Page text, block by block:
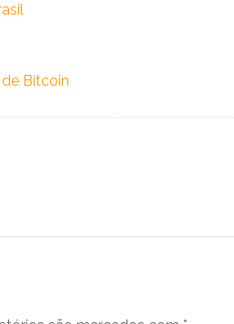
Bitcoin